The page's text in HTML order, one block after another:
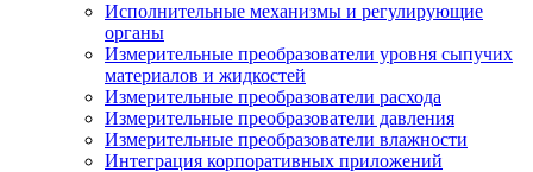
Исполнительные механизмы и регулирующие
органы
Измерительные преобразователи уровня сыпучих
материалов и жидкостей
Измерительные преобразователи расхода
Измерительные преобразователи давления
Измерительные преобразователи влажности
Интеграция корпоративных приложений